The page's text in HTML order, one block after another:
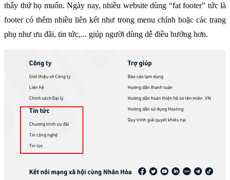
thấy thứ họ muốn. Ngày nay, nhiều website dùng “fat footer” tức là
footer có thêm nhiều liên kết như trong menu chính hoặc các trang
phụ như ưu đãi, tin tức,... giúp người dùng dễ điều hướng hơn.